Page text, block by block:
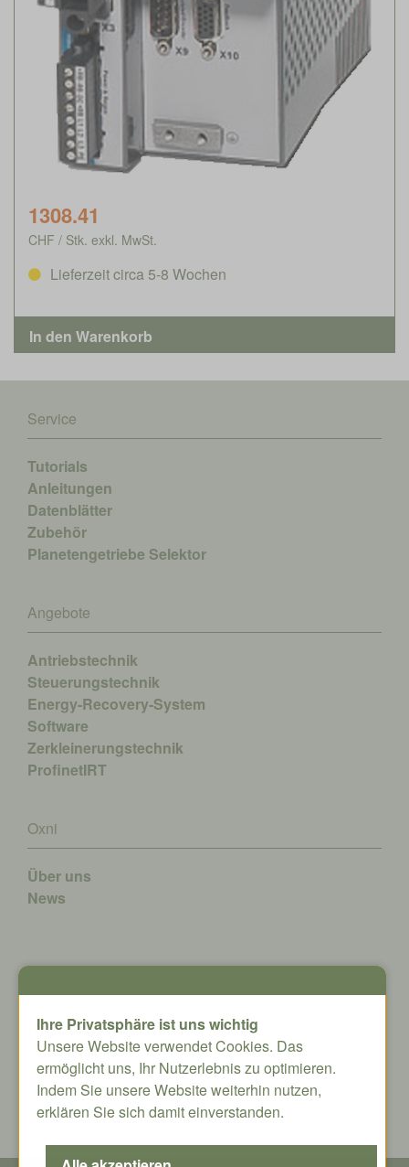
1308.41
CHF / Stk. exkl. MwSt.
Lieferzeit circa 5-8 Wochen
Service
Tutorials
Anleitungen
Datenblätter
Zubehör
Planetengetriebe Selektor
Angebote
Antriebstechnik
Steuerungstechnik
Energy-Recovery-System
Software
Zerkleinerungstechnik
ProfinetIRT
Oxni
Über uns
News
Oxni GmbH
Klosterstrasse 34
8406 Winterthur
info@oxni.ch
+41 52 551 00 40
Ihre Privatsphäre ist uns wichtig
Unsere Website verwendet Cookies. Das
ermöglicht uns, Ihr Nutzerlebnis zu optimieren.
Indem Sie unsere Website weiterhin nutzen,
erklären Sie sich damit einverstanden.